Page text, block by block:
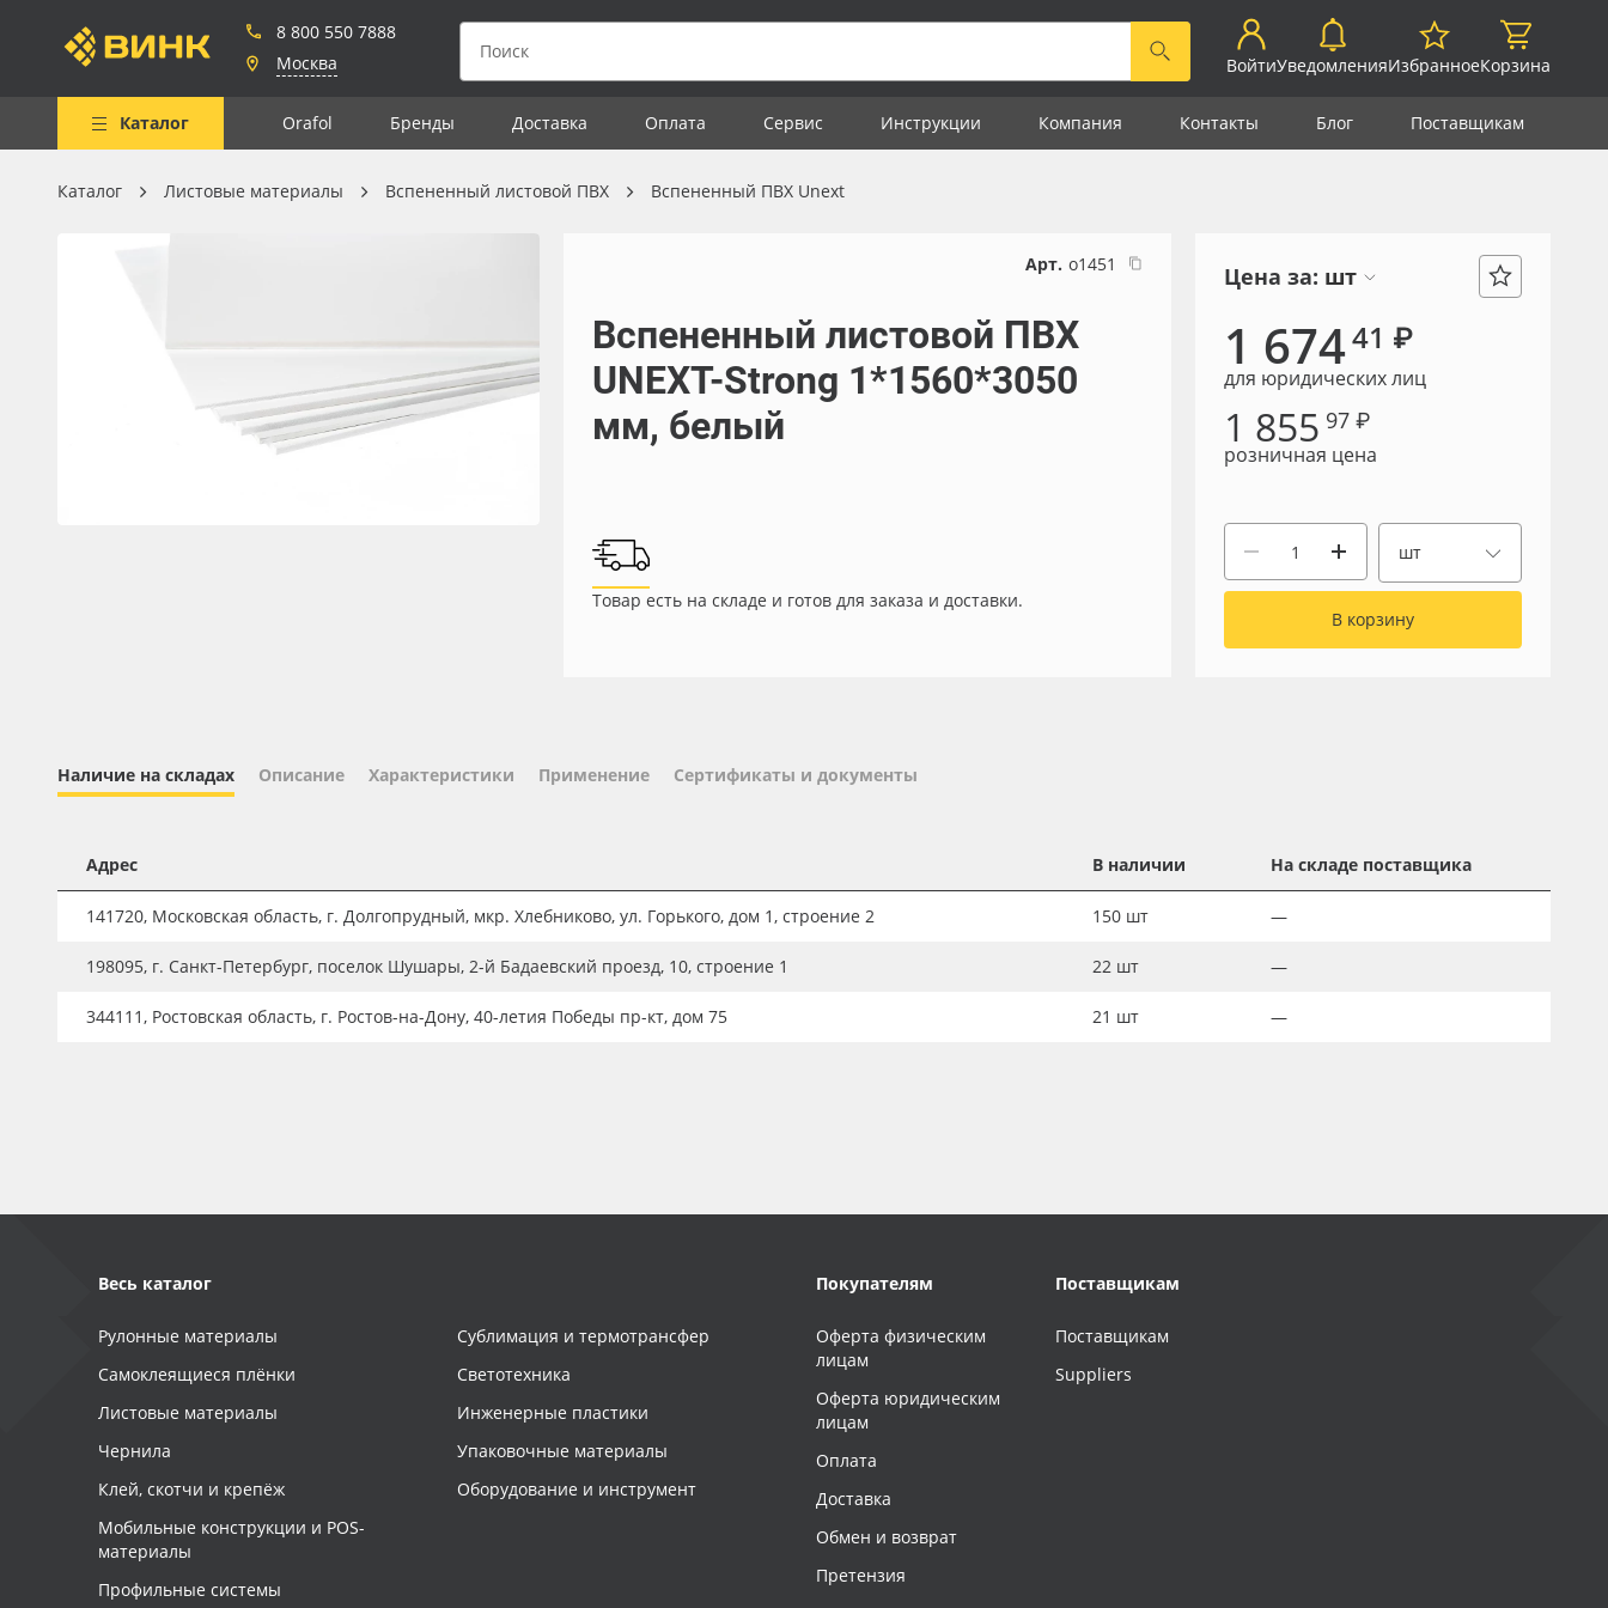
8 800 550 7888
Москва
ВойтиУведомленияИзбранноеКорзина
Каталог Orafol Бренды Доставка Оплата Сервис Инструкции Компания Контакты Блог Поставщикам
Весь каталог
Клей, скотчи и крепёж
Новинки ассортимента
Плёнка монтажная Oratape
ПЭТ листовой
ПЭТ бэклит
Каталог Листовые материалы Вспененный листовой ПВХ Вспененный ПВХ Unext
Арт. о1451
Вспененный листовой ПВХ
UNEXT-Strong 1*1560*3050
мм, белый
Товар есть на складе и готов для заказа и доставки.
Цена за: шт
1 67441 ₽
для юридических лиц
1 855 97 ₽
розничная цена
шт
В корзину
Наличие на складах Описание Характеристики Применение Сертификаты и документы
Адрес В наличии На складе поставщика
141720, Московская область, г. Долгопрудный, мкр. Хлебниково, ул. Горького, дом 1, строение 2 150 шт —
198095, г. Санкт-Петербург, поселок Шушары, 2-й Бадаевский проезд, 10, строение 1 22 шт —
344111, Ростовская область, г. Ростов-на-Дону, 40-летия Победы пр-кт, дом 75 21 шт —
Весь каталог
Рулонные материалы
Самоклеящиеся плёнки
Листовые материалы
Чернила
Клей, скотчи и крепёж
Мобильные конструкции и POS-
материалы
Профильные системы
Сублимация и термотрансфер
Светотехника
Инженерные пластики
Упаковочные материалы
Оборудование и инструмент
Покупателям
Оферта физическим
лицам
Оферта юридическим
лицам
Оплата
Доставка
Обмен и возврат
Претензия
Поставщикам
Поставщикам
Suppliers